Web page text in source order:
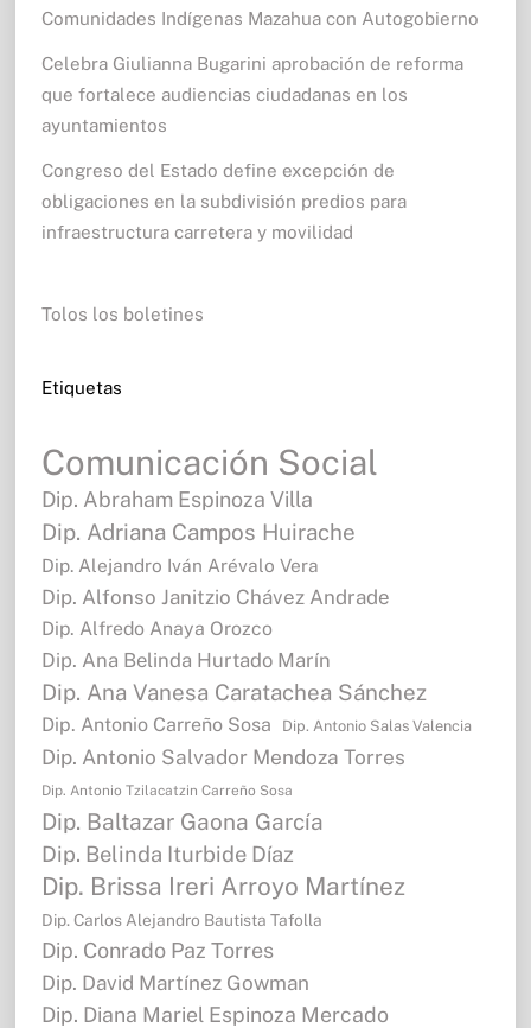
Comunidades Indígenas Mazahua con Autogobierno
Celebra Giulianna Bugarini aprobación de reforma
que fortalece audiencias ciudadanas en los
ayuntamientos
Congreso del Estado define excepción de
obligaciones en la subdivisión predios para
infraestructura carretera y movilidad
Tolos los boletines
Etiquetas
Comunicación Social
Dip. Abraham Espinoza Villa
Dip. Adriana Campos Huirache
Dip. Alejandro Iván Arévalo Vera
Dip. Alfonso Janitzio Chávez Andrade
Dip. Alfredo Anaya Orozco
Dip. Ana Belinda Hurtado Marín
Dip. Ana Vanesa Caratachea Sánchez
Dip. Antonio Carreño Sosa Dip. Antonio Salas Valencia
Dip. Antonio Salvador Mendoza Torres
Dip. Antonio Tzilacatzin Carreño Sosa
Dip. Baltazar Gaona García
Dip. Belinda Iturbide Díaz
Dip. Brissa Ireri Arroyo Martínez
Dip. Carlos Alejandro Bautista Tafolla
Dip. Conrado Paz Torres
Dip. David Martínez Gowman
Dip. Diana Mariel Espinoza Mercado